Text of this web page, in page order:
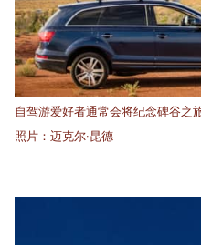
自驾游爱好者通常会将纪念碑谷之
照片：迈克尔·昆德